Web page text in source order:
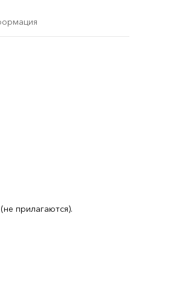
прилагаются).